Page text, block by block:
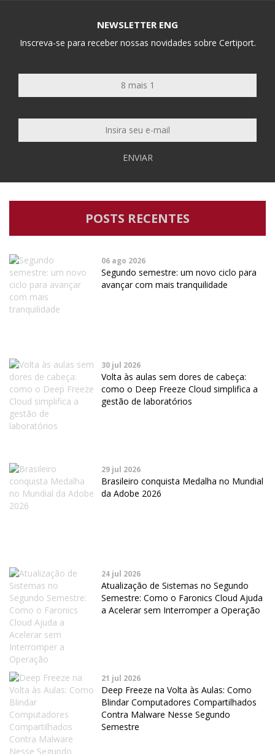
NEWSLETTER ENG
Inscreva-se para receber nossas novidades sobre Certiport.
ENVIAR
POSTS RECENTES
06 ago 2026
Segundo semestre: um novo ciclo para
avançar com mais tranquilidade
30 jul 2026
Volta às aulas sem dores de cabeça:
como o Deep Freeze Cloud simplifica a
gestão de laboratórios
29 jul 2026
Brasileiro conquista Medalha no Mundial
da Adobe 2026
24 jul 2026
Atualização de Sistemas no Segundo
Semestre: Como o Faronics Cloud Ajuda
a Acelerar sem Interromper a Operação
21 jul 2026
Deep Freeze na Volta às Aulas: Como
Blindar Computadores Compartilhados
Contra Malware Nesse Segundo
Semestre